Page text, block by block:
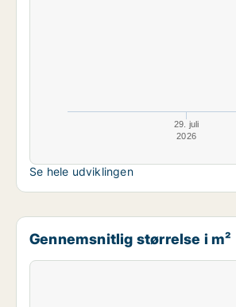
29. juli
2026
Se hele udviklingen
Gennemsnitlig størrelse i m²